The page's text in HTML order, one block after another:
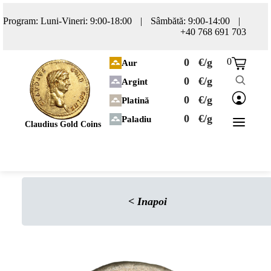
Program: Luni-Vineri: 9:00-18:00 | Sâmbătă: 9:00-14:00
|
+40 768 691 703
Claudius Gold Coins
Aur 0 €/g
Argint 0 €/g
Platină 0 €/g
Paladiu 0 €/g
0
< Inapoi